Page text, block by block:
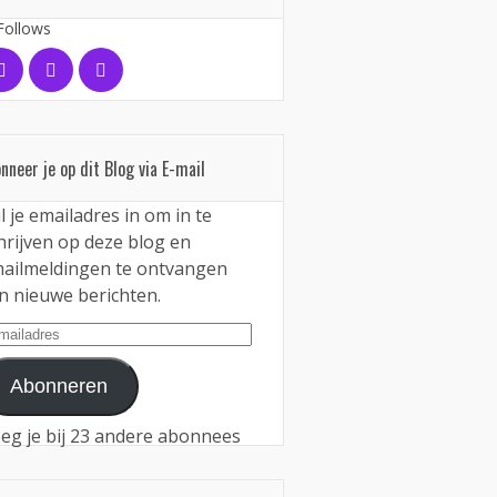
je op dit Blog via E-mail
je emailadres in om in te
op deze blog en
te ontvangen
nieuwe berichten.
Abonneren
je bij 23 andere abonnees